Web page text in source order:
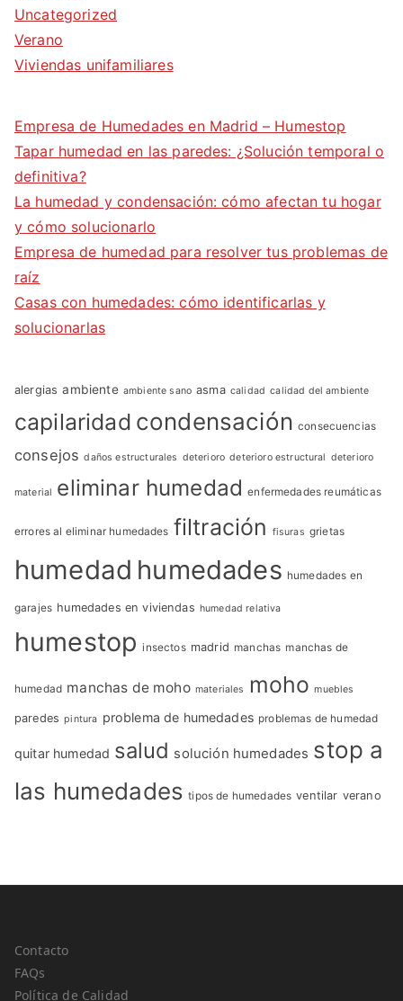
Uncategorized
Verano
Viviendas unifamiliares
Empresa de Humedades en Madrid – Humestop
Tapar humedad en las paredes: ¿Solución temporal o
definitiva?
La humedad y condensación: cómo afectan tu hogar
y cómo solucionarlo
Empresa de humedad para resolver tus problemas de
raíz
Casas con humedades: cómo identificarlas y
solucionarlas
alergias ambiente ambiente sano asma calidad calidad del ambiente
capilaridad condensación consecuencias
consejos daños estructurales deterioro deterioro estructural deterioro
material eliminar humedad enfermedades reumáticas
errores al eliminar humedades filtración fisuras grietas
humedad humedades humedades en
garajes humedades en viviendas humedad relativa
humestop insectos madrid manchas manchas de
humedad manchas de moho materiales moho muebles
paredes pintura problema de humedades problemas de humedad
quitar humedad salud solución humedades stop a
las humedades tipos de humedades ventilar verano
Contacto
FAQs
Política de Calidad